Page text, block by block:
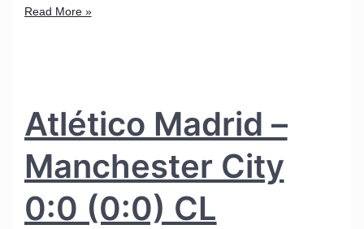
Read More »
Atlético Madrid –
Manchester City
0:0 (0:0) CL